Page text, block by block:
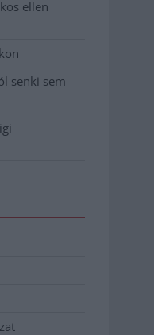
ellen
senki sem